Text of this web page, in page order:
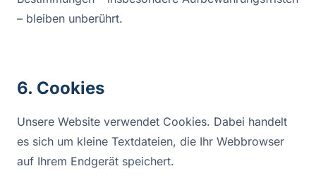
– bleiben unberührt.
6. Cookies
Unsere Website verwendet Cookies. Dabei handelt
es sich um kleine Textdateien, die Ihr Webbrowser
auf Ihrem Endgerät speichert.